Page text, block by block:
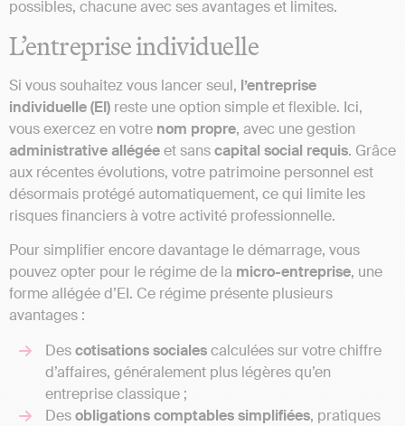
possibles, chacune avec ses avantages et limites.
L’entreprise individuelle
Si vous souhaitez vous lancer seul, l’entreprise
individuelle (EI) reste une option simple et flexible. Ici,
vous exercez en votre nom propre, avec une gestion
administrativeallégéeet sanscapital social requis. Grâce
aux récentes évolutions, votre patrimoine personnel est
désormais protégé automatiquement, ce qui limite les
risques financiers à votre activité professionnelle.
Pour simplifier encore davantage le démarrage, vous
pouvez opter pour le régime de la micro-entreprise, une
forme allégée d’EI. Ce régime présente plusieurs
avantages :
Descotisationssocialescalculées sur votre chiffre
d’affaires, généralement plus légères qu’en
entreprise classique ;
Desobligationscomptablessimplifiées, pratiques